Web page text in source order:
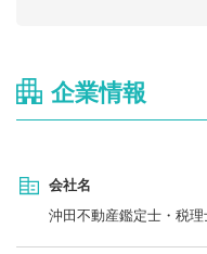
企業情報
会社名
沖田不動産鑑定士・税